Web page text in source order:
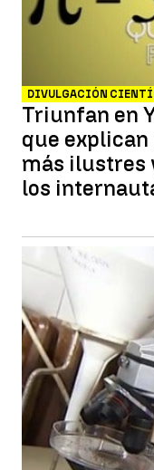
DIVULGACIÓN
Triunfan en
que
más ilustres
los